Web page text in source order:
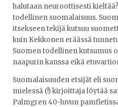
halutaan neuroottisesti
todellinen suomalaisuus.
itsekseen tekijä kutsuu
kuin Kekkonen eräässä
Suomen todellinen kutsumus
naapurin kanssa eikä
Suomalaisuuden etsijät eli
mielessä (!) kirjoittaja löytää
Palmgren 40-luvun